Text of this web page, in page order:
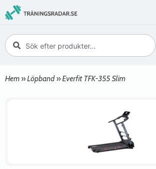
Hem »Löpband »Everfit TFK-355 Slim